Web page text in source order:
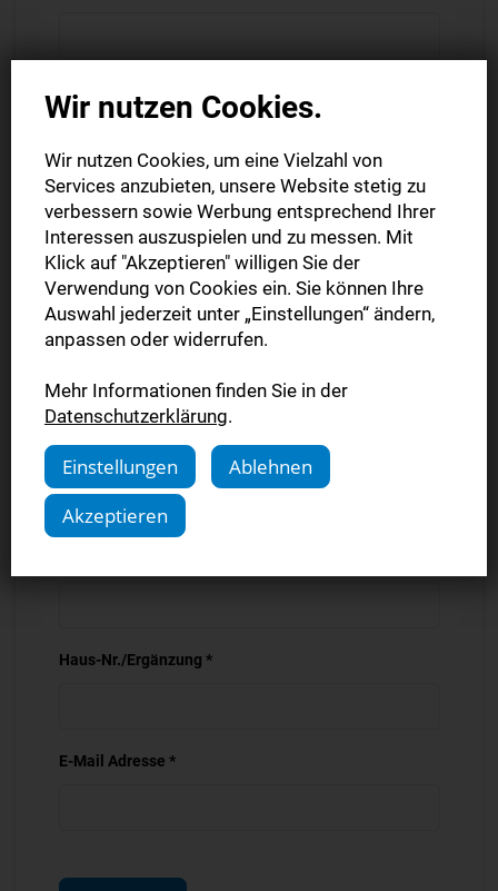
Ihre Kunden- und Auftragsnummer finden Sie auf Ihrer
Auftragsbestätigung oder Rechnung.
Vor- und Nachname *
Firma
PLZ *
Ort *
Haus-Nr./Ergänzung *
E-Mail Adresse *
Wir nutzen Cookies.
Wir nutzen Cookies, um eine Vielzahl von
Services anzubieten, unsere Website stetig zu
verbessern sowie Werbung entsprechend Ihrer
Interessen auszuspielen und zu messen. Mit
Klick auf "Akzeptieren" willigen Sie der
Verwendung von Cookies ein. Sie können Ihre
Auswahl jederzeit unter „Einstellungen“ ändern,
anpassen oder widerrufen.
Mehr Informationen finden Sie in der
Datenschutzerklärung.
Einstellungen
Ablehnen
Akzeptieren